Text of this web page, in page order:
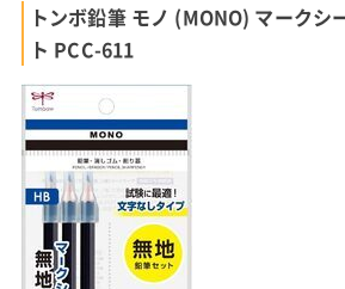
トンボ鉛筆 モノ (MONO) マークシ
ト PCC-611